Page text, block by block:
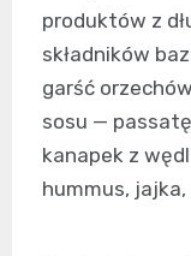
produktów z
składników
garść
sosu —
kanapek z
hummus,